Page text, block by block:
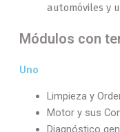
automóviles y
Módulos con
Uno
Limpieza y
Motor y sus
Diagnóstico